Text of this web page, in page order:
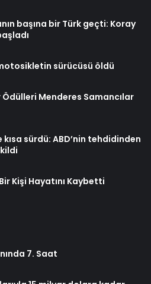
başına bir Türk geçti: Koray
sürücüsü öldü
Menderes Samancılar
kısa sürdü: ABD’nin tehdidinden
Kişi Hayatını Kaybetti
7. Saat